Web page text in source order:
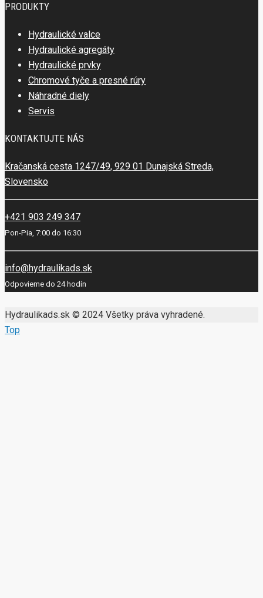
PRODUKTY
Hydraulické valce
Hydraulické agregáty
Hydraulické prvky
Chromové tyče a presné rúry
Náhradné diely
Servis
KONTAKTUJTE NÁS
Kračanská cesta 1247/49, 929 01 Dunajská Streda,
Slovensko
+421 903 249 347
Pon-Pia, 7:00 do 16:30
info@hydraulikads.sk
Odpovieme do 24 hodín
Hydraulikads.sk © 2024 Všetky práva vyhradené.
Top